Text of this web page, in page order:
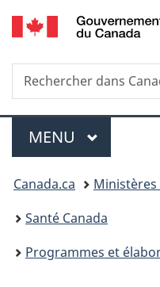
Recherche
Rechercher
dans
Menu
MENU PRINCIPAL
Vous
êtes
ici :
Canada.ca
Santé Canada
Programmes et